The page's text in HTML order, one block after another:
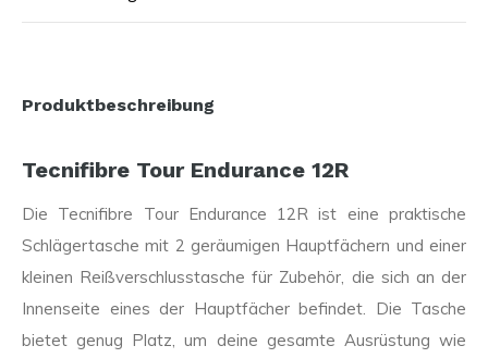
Produktbeschreibung
Tecnifibre Tour Endurance 12R
Die Tecnifibre Tour Endurance 12R ist eine praktische
Schlägertasche mit 2 geräumigen Hauptfächern und einer
kleinen Reißverschlusstasche für Zubehör, die sich an der
Innenseite eines der Hauptfächer befindet. Die Tasche
bietet genug Platz, um deine gesamte Ausrüstung wie